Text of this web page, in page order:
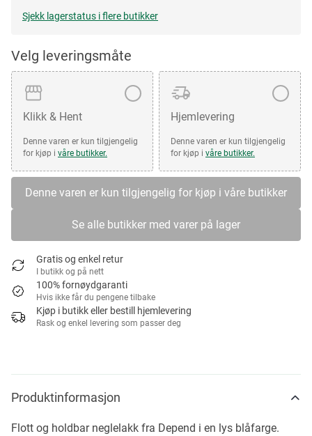
Sjekk lagerstatus i flere butikker
Velg leveringsmåte
Klikk & Hent
Denne varen er kun tilgjengelig
for kjøp i våre butikker.
Hjemlevering
Denne varen er kun tilgjengelig
for kjøp i våre butikker.
Denne varen er kun tilgjengelig for kjøp i våre butikker
Se alle butikker med varer på lager
Gratis og enkel retur
I butikk og på nett
100% fornøydgaranti
Hvis ikke får du pengene tilbake
Kjøp i butikk eller bestill hjemlevering
Rask og enkel levering som passer deg
Produktinformasjon
Flott og holdbar neglelakk fra Depend i en lys blåfarge.